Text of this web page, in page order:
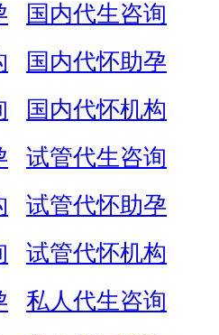
国内代生咨询
国内代怀助孕
国内代怀机构
试管代生咨询
试管代怀助孕
试管代怀机构
私人代生咨询